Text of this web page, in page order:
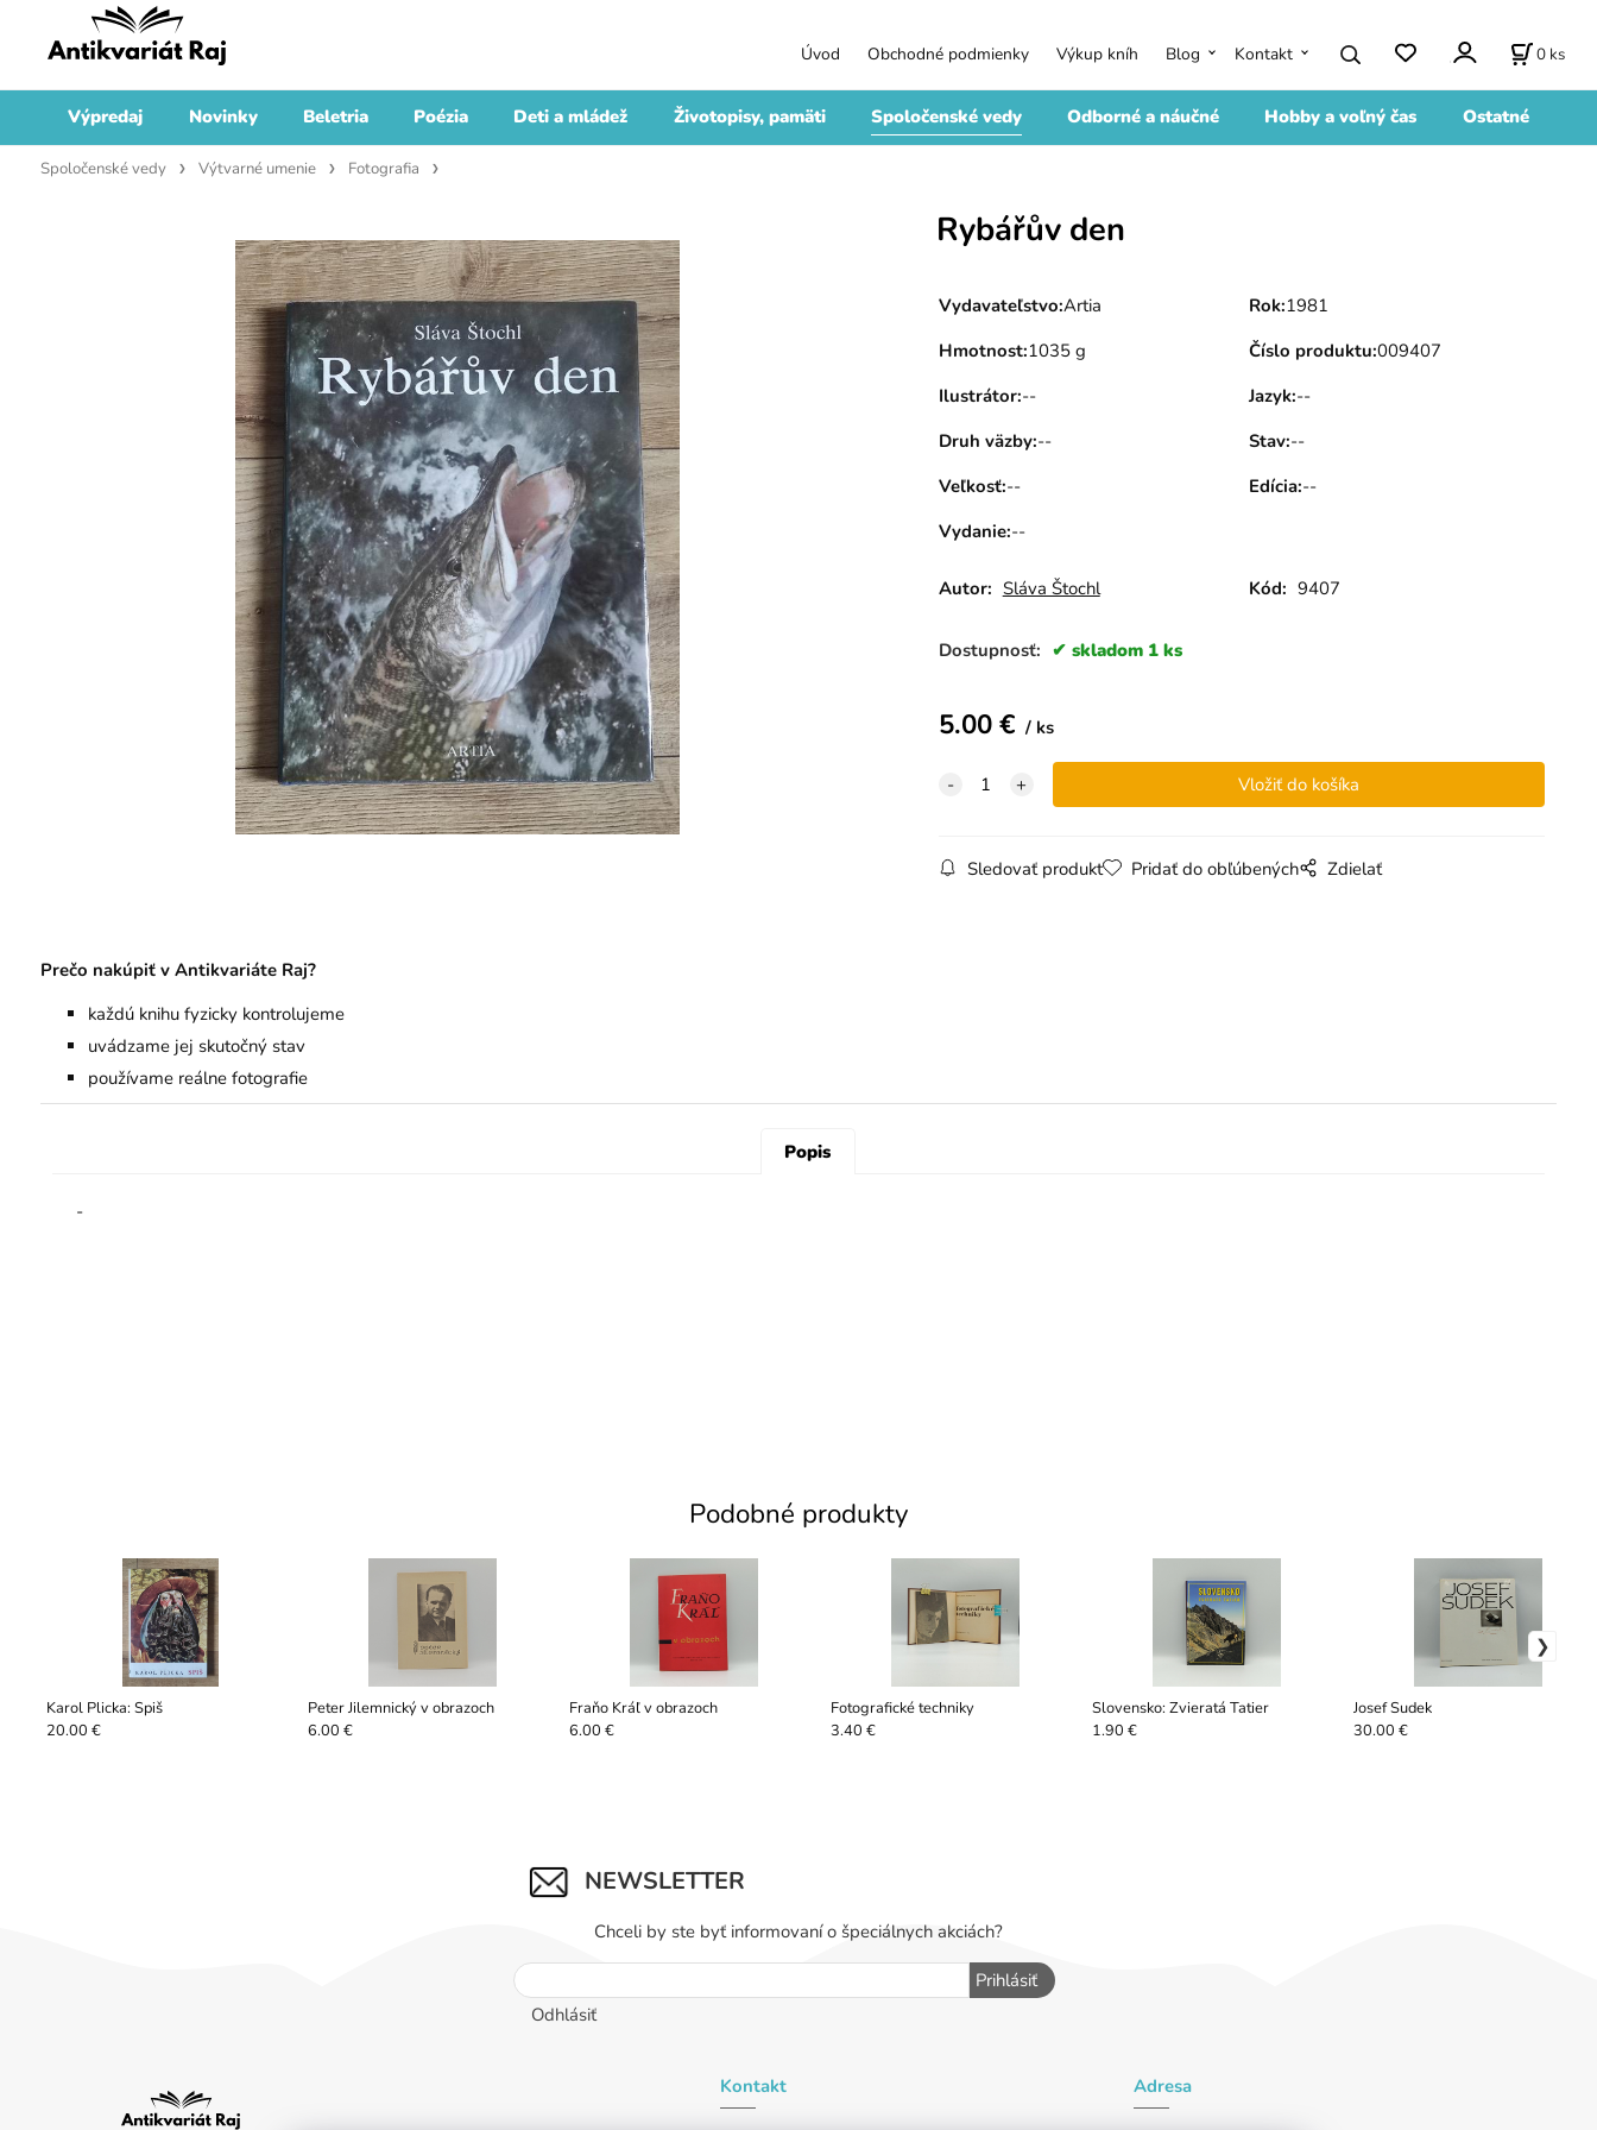
Výpredaj Novinky Beletria Poézia Deti a mládež Životopisy, pamäti Spoločenské vedy Odborné a náučné Hobby a voľný čas Ostatné
Úvod Obchodné podmienky Výkup kníh Blog Kontakt 0 ks
Spoločenské vedy Výtvarné umenie Fotografia
Rybářův den
Vydavateľstvo:Artia Rok:1981
Hmotnost:1035 g Číslo produktu:009407
Ilustrátor:-- Jazyk:--
Druh väzby:-- Stav:--
Veľkosť:-- Edícia:--
Vydanie:--
Autor: Sláva Štochl Kód: 9407
Dostupnosť: skladom 1 ks
5.00€ ks
Sledovať produkt Pridať do obľúbených Zdielať
Prečo nakúpiť v Antikvariáte Raj?
každú knihu fyzicky kontrolujeme
uvádzame jej skutočný stav
používame reálne fotografie
Popis
-
Podobné produkty
Karol Plicka: Spiš
20.00 €
Peter Jilemnický v obrazoch
6.00 €
Fraňo Kráľ v obrazoch
6.00 €
Fotografické techniky
3.40 €
Slovensko: Zvieratá Tatier
1.90 €
Josef Sudek
30.00 €
NEWSLETTER
Chceli by ste byť informovaní o špeciálnych akciách?
Prihlásiť
Odhlásiť
Kontakt Adresa